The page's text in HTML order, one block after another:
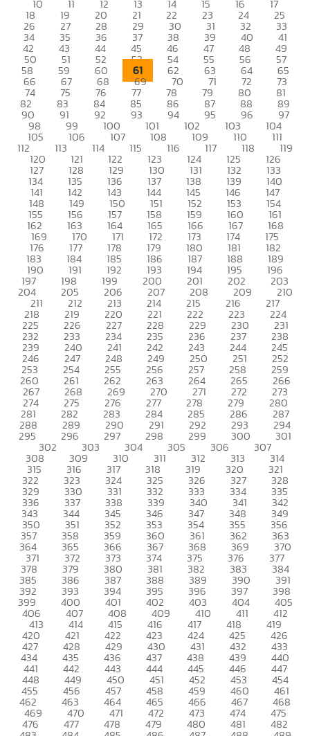
10 11 12 13 14 15 16 17
18 19 20 21 22 23 24 25
26 27 28 29 30 31 32 33
34 35 36 37 38 39 40 41
42 43 44 45 46 47 48 49
50 51 52 53 54 55 56 57
58 59 60 61 62 63 64 65
66 67 68 69 70 71 72 73
74 75 76 77 78 79 80 81
82 83 84 85 86 87 88 89
90 91 92 93 94 95 96 97
98 99 100 101 102 103 104
105 106 107 108 109 110 111
112 113 114 115 116 117 118 119
120 121 122 123 124 125 126
127 128 129 130 131 132 133
134 135 136 137 138 139 140
141 142 143 144 145 146 147
148 149 150 151 152 153 154
155 156 157 158 159 160 161
162 163 164 165 166 167 168
169 170 171 172 173 174 175
176 177 178 179 180 181 182
183 184 185 186 187 188 189
190 191 192 193 194 195 196
197 198 199 200 201 202 203
204 205 206 207 208 209 210
211 212 213 214 215 216 217
218 219 220 221 222 223 224
225 226 227 228 229 230 231
232 233 234 235 236 237 238
239 240 241 242 243 244 245
246 247 248 249 250 251 252
253 254 255 256 257 258 259
260 261 262 263 264 265 266
267 268 269 270 271 272 273
274 275 276 277 278 279 280
281 282 283 284 285 286 287
288 289 290 291 292 293 294
295 296 297 298 299 300 301
302 303 304 305 306 307
308 309 310 311 312 313 314
315 316 317 318 319 320 321
322 323 324 325 326 327 328
329 330 331 332 333 334 335
336 337 338 339 340 341 342
343 344 345 346 347 348 349
350 351 352 353 354 355 356
357 358 359 360 361 362 363
364 365 366 367 368 369 370
371 372 373 374 375 376 377
378 379 380 381 382 383 384
385 386 387 388 389 390 391
392 393 394 395 396 397 398
399 400 401 402 403 404 405
406 407 408 409 410 411 412
413 414 415 416 417 418 419
420 421 422 423 424 425 426
427 428 429 430 431 432 433
434 435 436 437 438 439 440
441 442 443 444 445 446 447
448 449 450 451 452 453 454
455 456 457 458 459 460 461
462 463 464 465 466 467 468
469 470 471 472 473 474 475
476 477 478 479 480 481 482